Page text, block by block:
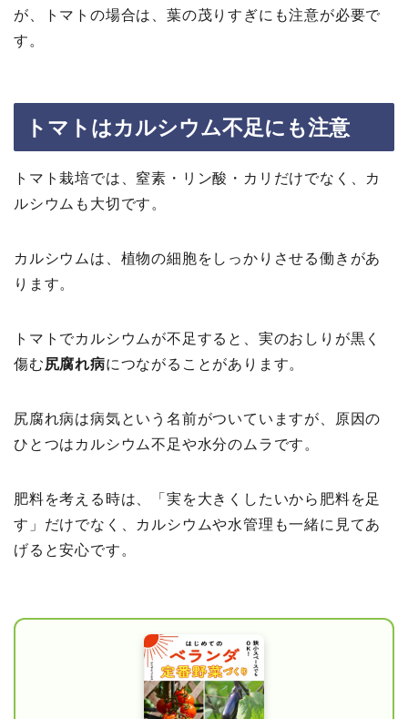
が、トマトの場合は、葉の茂りすぎにも注意が必要で
す。
トマトはカルシウム不足にも注意
トマト栽培では、窒素・リン酸・カリだけでなく、カ
ルシウムも大切です。
カルシウムは、植物の細胞をしっかりさせる働きがあ
ります。
トマトでカルシウムが不足すると、実のおしりが黒く
傷む尻腐れ病につながることがあります。
尻腐れ病は病気という名前がついていますが、原因の
ひとつはカルシウム不足や水分のムラです。
肥料を考える時は、「実を大きくしたいから肥料を足
す」だけでなく、カルシウムや水管理も一緒に見てあ
げると安心です。